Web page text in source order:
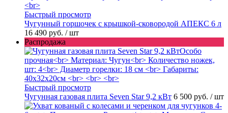
Быстрый просмотр
Чугунный горшочек с крышкой-сковородой АПЕКС 6 л
16 490 руб. / шт
Распродажа
Быстрый просмотр
Чугунная газовая плита Seven Star 9,2 кВт 6 500 руб. / шт